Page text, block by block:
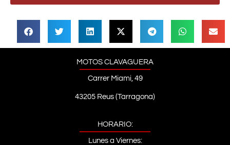
MOTOS CLAVAGUERA
Carrer Miami, 49
43205 Reus (Tarragona)
HORARIO:
Lunes a Viernes: